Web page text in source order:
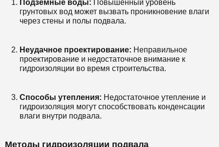
Подземные воды: Повышенный уровень
грунтовых вод может вызвать проникновение влаги
через стены и полы подвала.
Неудачное проектирование: Неправильное
проектирование и недостаточное внимание к
гидроизоляции во время строительства.
Способы утепления: Недостаточное утепление и
гидроизоляция могут способствовать конденсации
влаги внутри подвала.
Методы гидроизоляции подвала